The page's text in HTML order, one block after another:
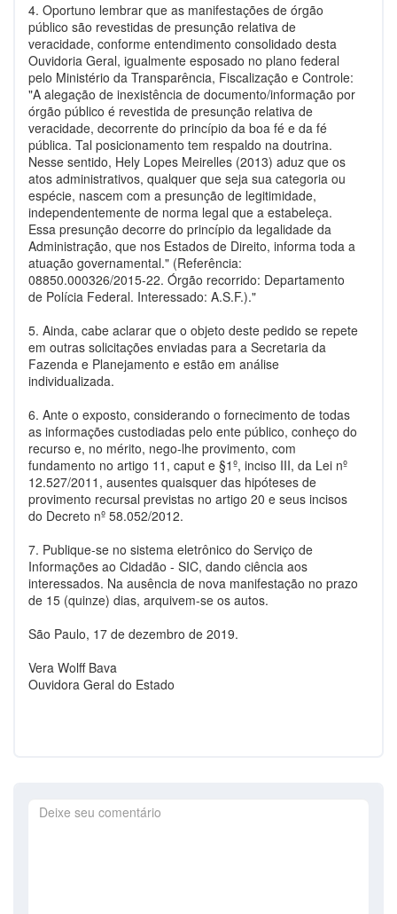
4. Oportuno lembrar que as manifestações de órgão
público são revestidas de presunção relativa de
veracidade, conforme entendimento consolidado desta
Ouvidoria Geral, igualmente esposado no plano federal
pelo Ministério da Transparência, Fiscalização e Controle:
"A alegação de inexistência de documento/informação por
órgão público é revestida de presunção relativa de
veracidade, decorrente do princípio da boa fé e da fé
pública. Tal posicionamento tem respaldo na doutrina.
Nesse sentido, Hely Lopes Meirelles (2013) aduz que os
atos administrativos, qualquer que seja sua categoria ou
espécie, nascem com a presunção de legitimidade,
independentemente de norma legal que a estabeleça.
Essa presunção decorre do princípio da legalidade da
Administração, que nos Estados de Direito, informa toda a
atuação governamental." (Referência:
08850.000326/2015-22. Órgão recorrido: Departamento
de Polícia Federal. Interessado: A.S.F.)."
5. Ainda, cabe aclarar que o objeto deste pedido se repete
em outras solicitações enviadas para a Secretaria da
Fazenda e Planejamento e estão em análise
individualizada.
6. Ante o exposto, considerando o fornecimento de todas
as informações custodiadas pelo ente público, conheço do
recurso e, no mérito, nego-lhe provimento, com
fundamento no artigo 11, caput e §1º, inciso III, da Lei nº
12.527/2011, ausentes quaisquer das hipóteses de
provimento recursal previstas no artigo 20 e seus incisos
do Decreto nº 58.052/2012.
7. Publique-se no sistema eletrônico do Serviço de
Informações ao Cidadão - SIC, dando ciência aos
interessados. Na ausência de nova manifestação no prazo
de 15 (quinze) dias, arquivem-se os autos.
São Paulo, 17 de dezembro de 2019.
Vera Wolff Bava
Ouvidora Geral do Estado